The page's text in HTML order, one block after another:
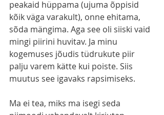
peakaid hüppama (ujuma õppisid
kõik väga varakult), onne ehitama,
sõda mängima. Aga see oli siiski vaid
mingi piirini huvitav. Ja minu
kogemuses jõudis tüdrukute piir
palju varem kätte kui poiste. Siis
muutus see igavaks rapsimiseks.
Ma ei tea, miks ma isegi seda